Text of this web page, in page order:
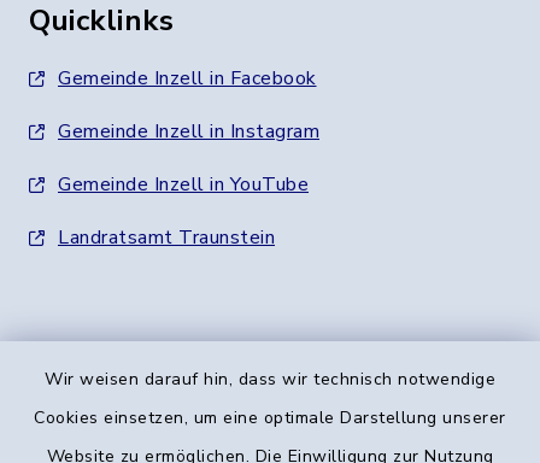
Wir weisen darauf hin, dass wir technisch notwendige
Cookies einsetzen, um eine optimale Darstellung unserer
Website zu ermöglichen. Die Einwilligung zur Nutzung
Quicklinks
Gemeinde Inzell in Facebook
Gemeinde Inzell in Instagram
Gemeinde Inzell in YouTube
Landratsamt Traunstein
Kontakt